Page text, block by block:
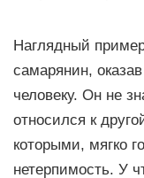
Наглядный
самарянин,
человеку. Он не
относился к
которыми, мягко
нетерпимость. У